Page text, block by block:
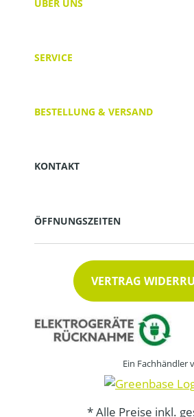
ÜBER UNS
SERVICE
BESTELLUNG & VERSAND
KONTAKT
ÖFFNUNGSZEITEN
VERTRAG
Ein Fachhändler
* Alle Preise inkl.